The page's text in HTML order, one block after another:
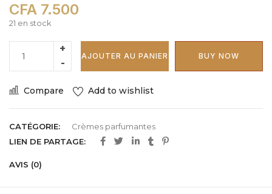
CFA 7.500
21 en stock
AJOUTER AU PANIER BUY NOW
Compare Add to wishlist
CATÉGORIE:
Crèmes parfumantes
LIEN DE PARTAGE:
AVIS (0)